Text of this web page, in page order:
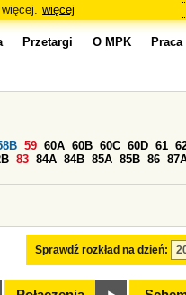
więcej
Przetargi O MPK Praca
Sprawdź rozkład na dzień:
59 60A 60B 60C 60D 61
83 84A 84B 85A 85B 86